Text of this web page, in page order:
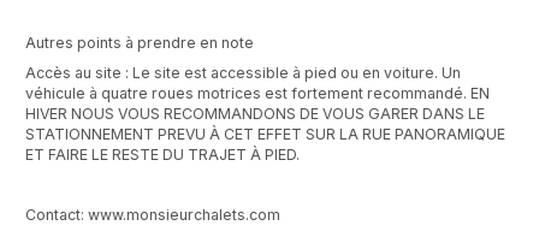
Autres points à prendre en note
Accès au site : Le site est accessible à pied ou en voiture. Un
véhicule à quatre roues motrices est fortement recommandé. EN
HIVER NOUS VOUS RECOMMANDONS DE VOUS GARER DANS LE
STATIONNEMENT PREVU À CET EFFET SUR LA RUE PANORAMIQUE
ET FAIRE LE RESTE DU TRAJET À PIED.
Contact: www.monsieurchalets.com